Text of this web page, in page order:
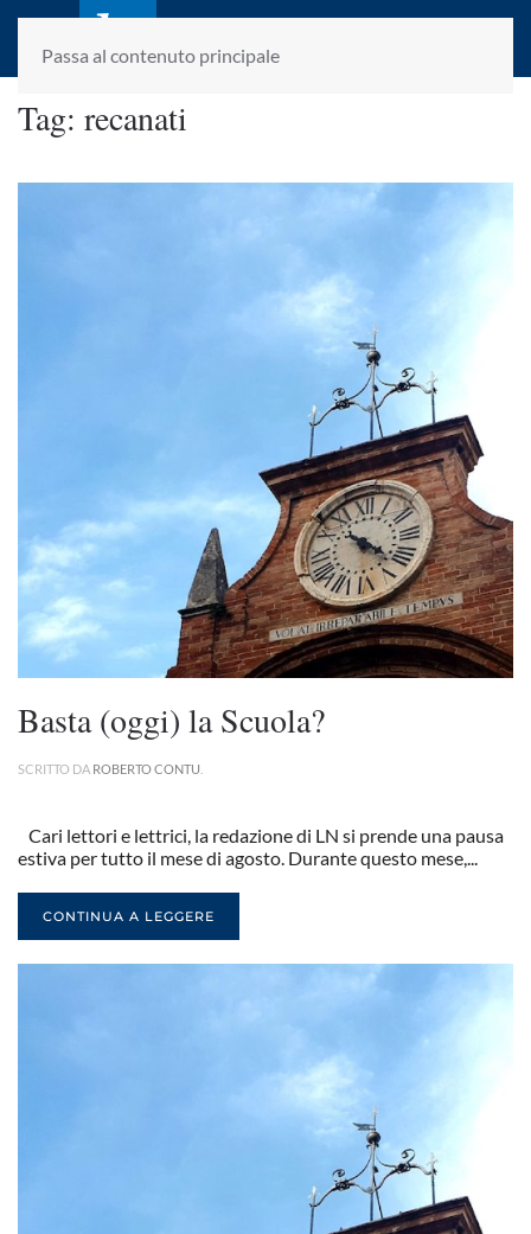
Passa al contenuto principale
laletteraturaenoi.it
fondato da Romano Luperini
Tag: recanati
Basta (oggi) la Scuola?
SCRITTO DA ROBERTO CONTU
Cari lettori e lettrici, la redazione di LN si prende una pausa
estiva per tutto il mese di agosto. Durante questo mese,...
CONTINUA A LEGGERE